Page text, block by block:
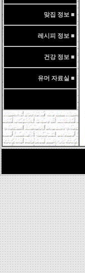
맞집 정보 ■
레시피 정보 ■
건강 정보 ■
유머 자료실 ■